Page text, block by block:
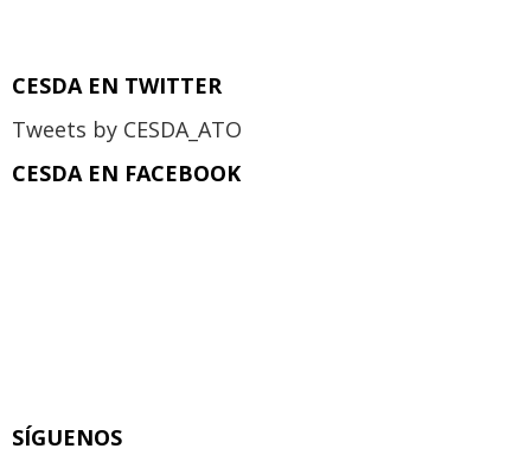
CESDA EN TWITTER
Tweets by CESDA_ATO
CESDA EN FACEBOOK
SÍGUENOS